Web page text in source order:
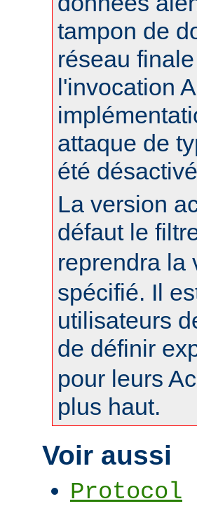
tampon de
réseau
l'invocation
attaque de
été
La version
défaut le
reprendra la
spécifié. Il
utilisateurs
de définir
pour leurs
plus haut.
Voir aussi
Protocol